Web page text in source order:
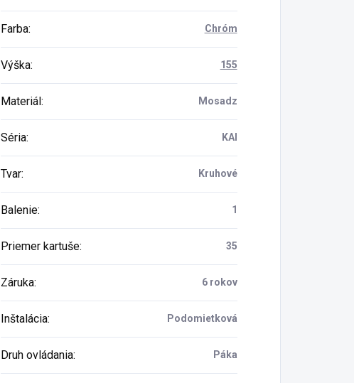
Farba: Chróm
Výška: 155
Materiál: Mosadz
Séria: KAI
Tvar: Kruhové
Balenie: 1
Priemer kartuše: 35
Záruka: 6 rokov
Inštalácia: Podomietková
Druh ovládania: Páka